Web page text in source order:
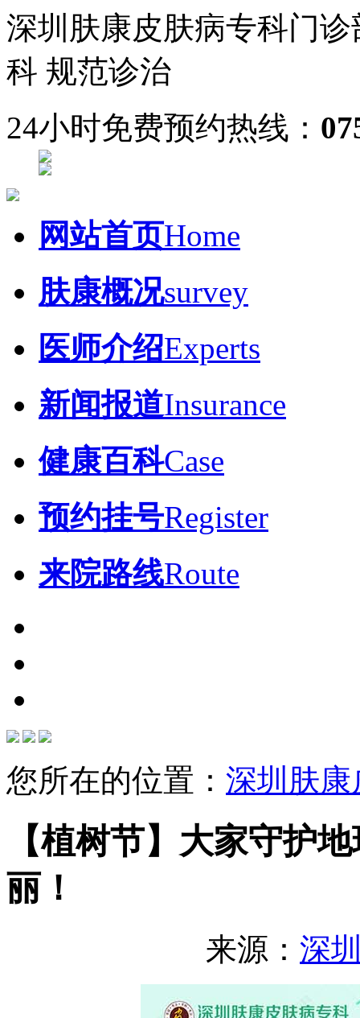
深圳肤康皮肤病专科门诊
科 规范诊治
24小时免费预约热线：
网站首页Home
肤康概况survey
医师介绍Experts
新闻报道Insurance
健康百科Case
预约挂号Register
来院路线Route
您所在的位置： 深圳肤
【植树节】大家守护
丽！
来源： 深